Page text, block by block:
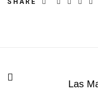
SHARE
Las